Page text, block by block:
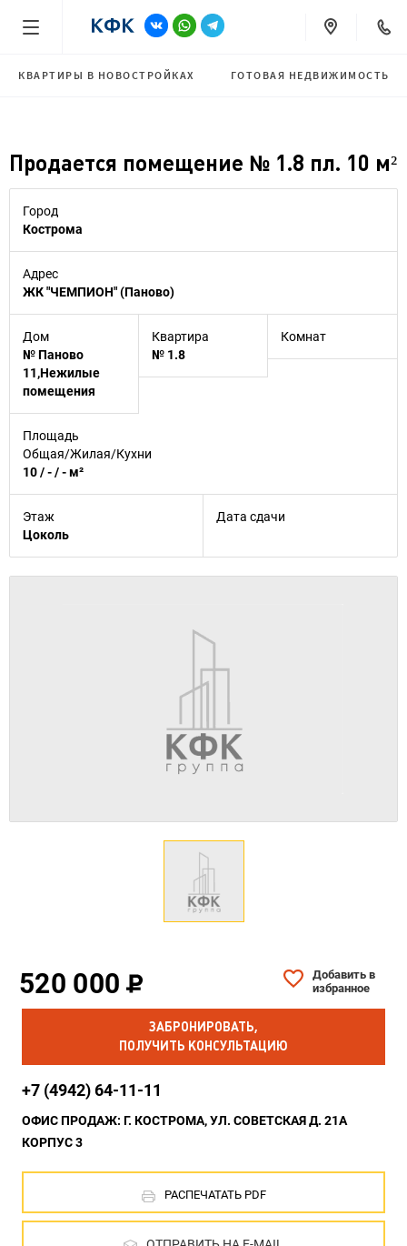
КВАРТИРЫ В НОВОСТРОЙКАХ ГОТОВАЯ НЕДВИЖИМОСТЬ
Продается помещение № 1.8 пл. 10 м²
Город
Кострома
Адрес
ЖК "ЧЕМПИОН" (Паново)
Дом
№ Паново
11,Нежилые
помещения
Квартира
№ 1.8
Комнат
Площадь
Общая/Жилая/Кухни
10 / - / - м²
Этаж
Цоколь
Дата сдачи
520 000
Добавить в
избранное
ЗАБРОНИРОВАТЬ,
ПОЛУЧИТЬ КОНСУЛЬТАЦИЮ
+7 (4942) 64-11-11
ОФИС ПРОДАЖ: Г. КОСТРОМА, УЛ. СОВЕТСКАЯ Д. 21А
КОРПУС 3
РАСПЕЧАТАТЬ PDF